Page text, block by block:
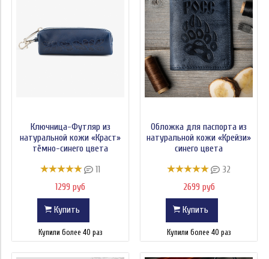
Ключница-Футляр из
натуральной кожи «Краст»
тёмно-синего цвета
11
1299 руб
Купить
Купили более 40 раз
Обложка для паспорта из
натуральной кожи «Крейзи»
синего цвета
32
2699 руб
Купить
Купили более 40 раз